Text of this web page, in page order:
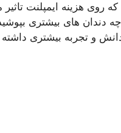
هزینه ایمپلنت تاثیر
دندان های بیشتری
و تجربه بیشتری